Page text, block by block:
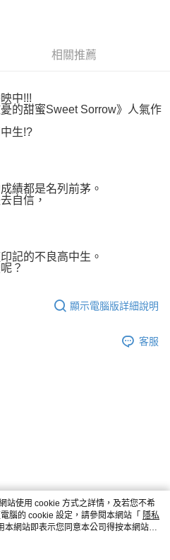
用戶之使用額度並採取法律行動。
相關推薦
中!!!
的甜蜜Sweet Sorrow》人氣作
生!?
績都是名列前茅。
自信，
記的不良高中生。
？
顯示電腦版詳細說明
客服
站使用 cookie 方式之詳情，及若您不希
腦的 cookie 設定，請參閱本網站「 隱私
本網站即表示您同意本公司得按本網站使